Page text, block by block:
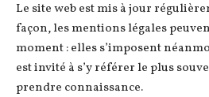
Le site web est mis à jour
façon, les mentions légales
moment : elles s’imposent
est invité à s’y référer le plus
prendre connaissance.